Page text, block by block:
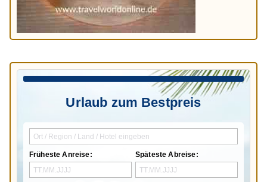
Urlaub zum Bestpreis
Früheste Anreise: Späteste Abreise: